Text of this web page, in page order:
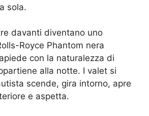
sola.
davanti diventano uno
Royce Phantom nera
con la naturalezza di
alla notte. I valet si
scende, gira intorno, apre
e aspetta.